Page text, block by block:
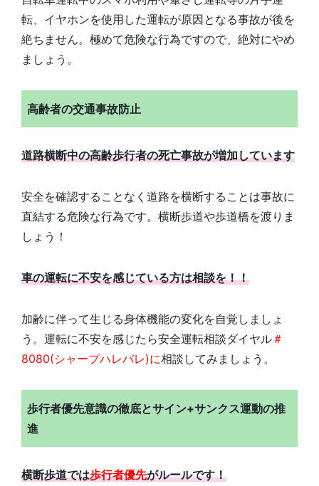
転、イヤホンを使用した運転が原因となる事故が後を
絶ちません。極めて危険な行為ですので、絶対にやめ
ましょう。
高齢者の交通事故防止
道路横断中の高齢歩行者の死亡事故が増加しています
安全を確認することなく道路を横断することは事故に
直結する危険な行為です。横断歩道や歩道橋を渡りま
しょう！
車の運転に不安を感じている方は相談を！！
加齢に伴って生じる身体機能の変化を自覚しましょ
う。運転に不安を感じたら安全運転相談ダイヤル＃
8080(シャープハレバレ)に相談してみましょう。
歩行者優先意識の徹底とサイン+サンクス運動の推
進
横断歩道では歩行者優先がルールです！